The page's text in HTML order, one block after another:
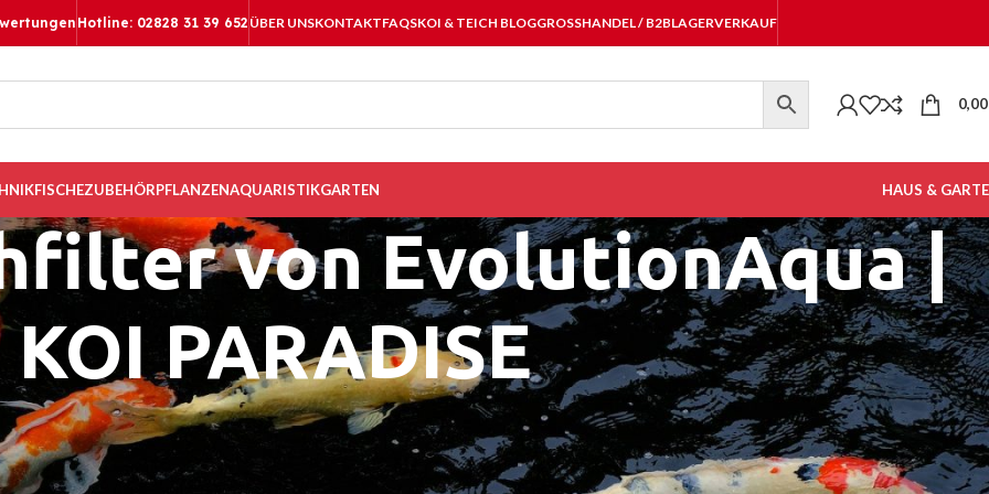
Hotline: 02828 31 39 652 ÜBER UNSKONTAKTFAQSKOI & TEICH BLOGGROSSHANDEL / B2B LAGERVERKAUF
FISCHEZUBEHÖRPFLANZENAQUARISTIKGARTEN HAUS &
von EvolutionAqua |
KOI PARADISE
Die bekannte Nexus Teichfilter-Serie – mehrfach ausgezeichnet!
zu reinigen, auf Wunsch sogar mit Automatisierung . Die neuste Ausführung des Nexus Eazy Teichfilter mit effektivenK+